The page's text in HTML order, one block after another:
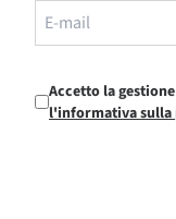
Accetto la
l'informativa sulla